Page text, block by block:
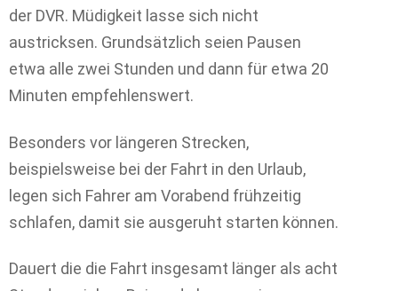
der DVR. Müdigkeit lasse sich nicht
austricksen. Grundsätzlich seien Pausen
etwa alle zwei Stunden und dann für etwa 20
Minuten empfehlenswert.
Besonders vor längeren Strecken,
beispielsweise bei der Fahrt in den Urlaub,
legen sich Fahrer am Vorabend frühzeitig
schlafen, damit sie ausgeruht starten können.
Dauert die die Fahrt insgesamt länger als acht